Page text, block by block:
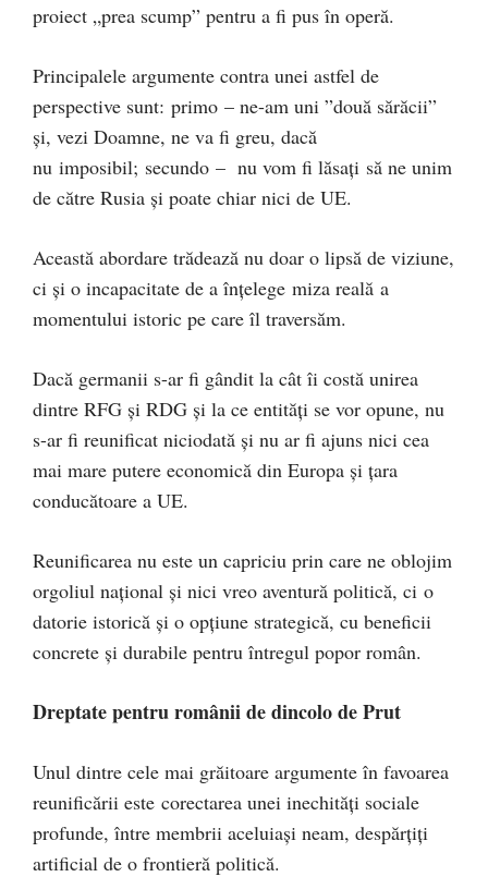
proiect „prea scump” pentru a fi pus în operă.
Principalele argumente contra unei astfel de
perspective sunt: primo – ne-am uni ”două sărăcii”
și, vezi Doamne, ne va fi greu, dacă
nu imposibil; secundo – nu vom fi lăsați să ne unim
de către Rusia și poate chiar nici de UE.
Această abordare trădează nu doar o lipsă de viziune,
ci și o incapacitate de a înțelege miza reală a
momentului istoric pe care îl traversăm.
Dacă germanii s-ar fi gândit la cât îi costă unirea
dintre RFG și RDG și la ce entități se vor opune, nu
s-ar fi reunificat niciodată și nu ar fi ajuns nici cea
mai mare putere economică din Europa și țara
conducătoare a UE.
Reunificarea nu este un capriciu prin care ne oblojim
orgoliul național și nici vreo aventură politică, ci o
datorie istorică și o opțiune strategică, cu beneficii
concrete și durabile pentru întregul popor român.
Dreptate pentru românii de dincolo de Prut
Unul dintre cele mai grăitoare argumente în favoarea
reunificării este corectarea unei inechități sociale
profunde, între membrii aceluiași neam, despărțiți
artificial de o frontieră politică.